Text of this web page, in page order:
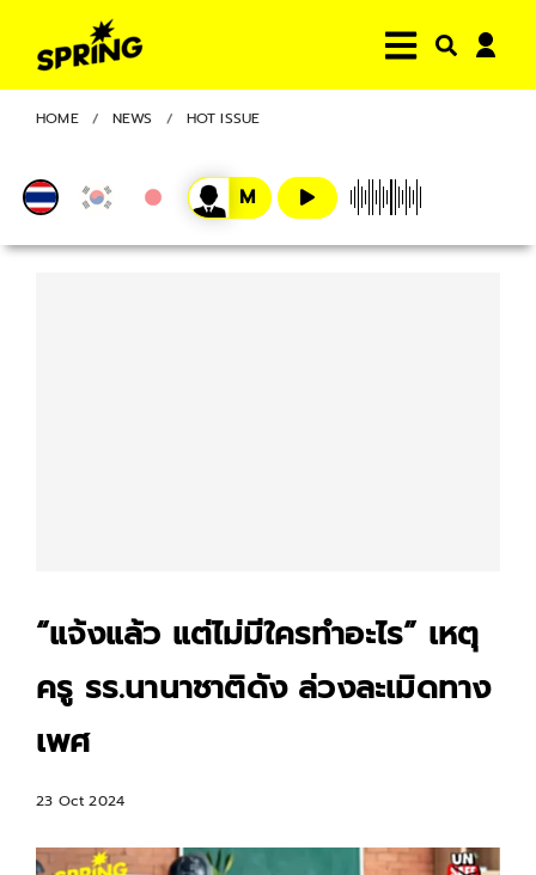
HOME NEWS HOT ISSUE
“แจ้งแล้ว แต่ไม่มีใครทำอะไร” เหตุ
ครู รร.นานาชาติดัง ล่วงละเมิดทาง
เพศ
23 Oct 2024